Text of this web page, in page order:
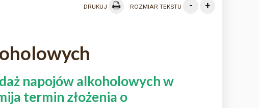
DRUKUJ ROZMIAR TEKSTU - +
napojów alkoholowych w
termin złożenia o